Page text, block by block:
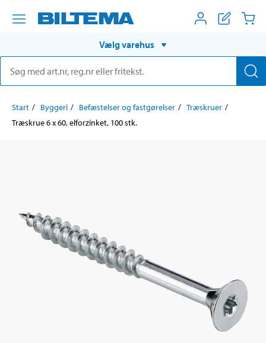
Vælg varehus
Start Byggeri Befæstelser og fastgørelser
Træskruer
Træskrue 6 x 60, elforzinket, 100 stk.